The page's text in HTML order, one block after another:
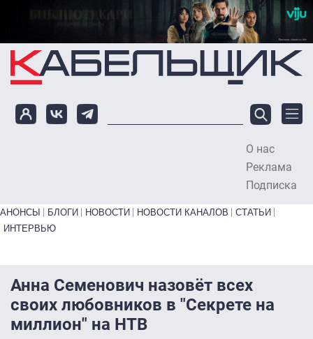
Перейти к основному содержанию
О нас
Реклама
Подписка
Primary links bottom
АНОНСЫ БЛОГИ НОВОСТИ НОВОСТИ КАНАЛОВ
СТАТЬИ
ИНТЕРВЬЮ
Анна Семенович назовёт всех
своих любовников в "Секрете на
миллион" на НТВ